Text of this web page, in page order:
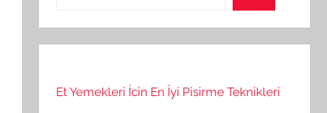
Et Yemekleri İcin En İyi Pisirme Teknikleri